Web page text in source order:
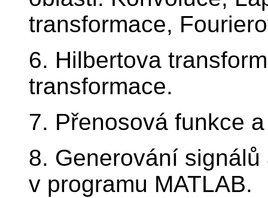
transformace,
6. Hilbertova
transformace.
7. Přenosová funkce
8. Generování
v programu MATLAB.